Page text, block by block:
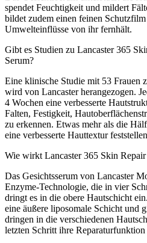
spendet Feuchtigkeit und mildert
bildet zudem einen feinen
Umwelteinflüsse von ihr fernhält.
Gibt es Studien zu Lancaster 365
Serum?
Eine klinische Studie mit 53 Frauen
wird von Lancaster herangezogen.
4 Wochen eine verbesserte
Falten, Festigkeit,
zu erkennen. Etwas mehr als die
eine verbesserte Hauttextur
Wie wirkt Lancaster 365 Skin
Das Gesichtsserum von Lancaster
Enzyme-Technologie, die in vier
dringt es in die obere Hautschicht
eine äußere liposomale Schicht und
dringen in die verschiedenen
letzten Schritt ihre